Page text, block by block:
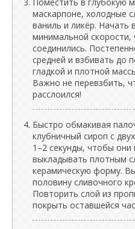
маскарпоне, холодные
ваниль и ликёр. Начать
минимальной
соединились.
средней и взбивать до
гладкой и плотной
Важно не перевзбить,
расслоился!
Быстро обмакивая
клубничный сироп с
1–2 секунды, чтобы они
выкладывать плотным
керамическую форму.
половину сливочного
Повторить слой из
покрыть оставшейся